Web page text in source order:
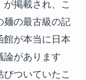
掲載され、こ
麺の最古級の記
館が本当に日本
論があります
ついていたこ